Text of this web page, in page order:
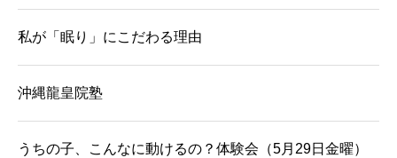
私が「眠り」にこだわる理由
沖縄龍皇院塾
うちの子、こんなに動けるの？体験会（5月29日金曜）